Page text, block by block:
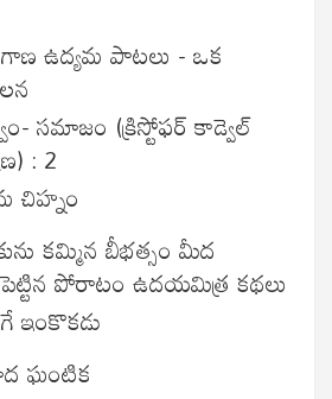
ఉద్యమ పాటలు - ఒక
సమాజం (క్రిస్టోఫర్ కాడ్వెల్
: 2
చిహ్నం
కమ్మిన బీభత్సం మీద
పోరాటం ఉదయమిత్ర కథలు
ఇంకొకడు
ఘంటిక